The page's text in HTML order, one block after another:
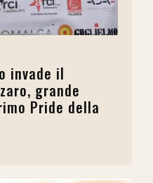
invade il
grande
Pride della